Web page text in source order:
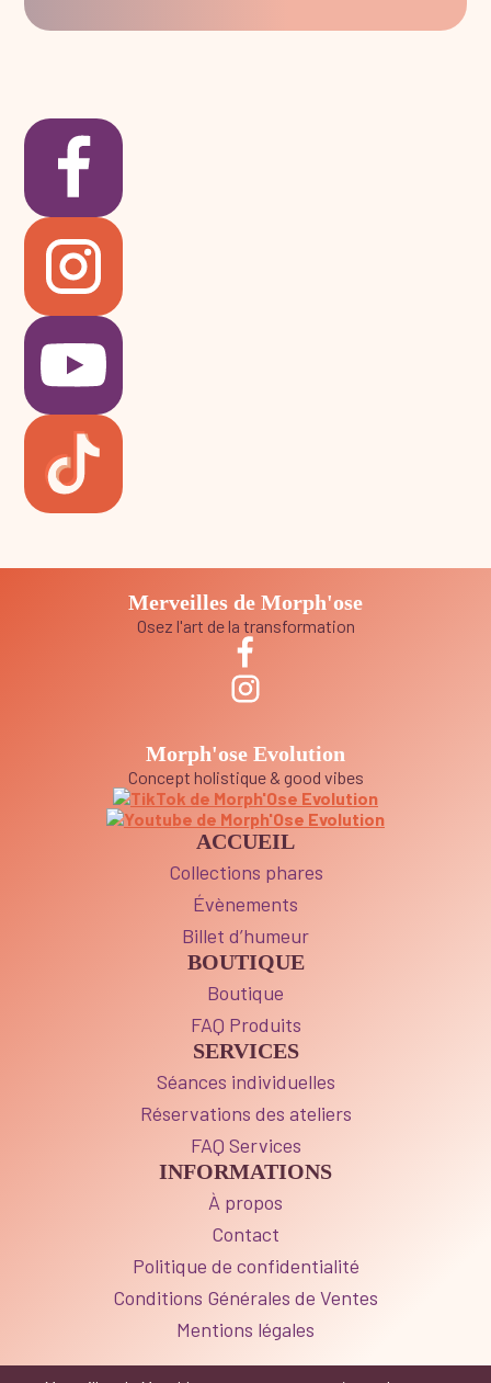
Merveilles de Morph'ose
Osez l'art de la transformation
Morph'ose Evolution
Concept holistique & good vibes
ACCUEIL
Collections phares
Évènements
Billet d’humeur
BOUTIQUE
Boutique
FAQ Produits
SERVICES
Séances individuelles
Réservations des ateliers
FAQ Services
INFORMATIONS
À propos
Contact
Politique de confidentialité
Conditions Générales de Ventes
Mentions légales